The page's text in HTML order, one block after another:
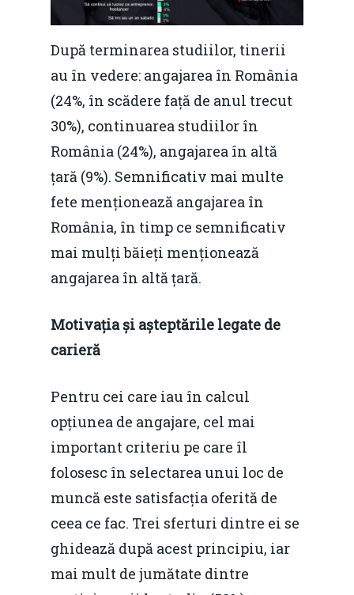
După terminarea studiilor, tinerii
au în vedere: angajarea în România
(24%, în scădere față de anul trecut
30%), continuarea studiilor în
România (24%), angajarea în altă
țară (9%). Semnificativ mai multe
fete menționează angajarea în
România, în timp ce semnificativ
mai mulți băieți menționează
angajarea în altă țară.
Motivația și așteptările legate de
carieră
Pentru cei care iau în calcul
opțiunea de angajare, cel mai
important criteriu pe care îl
folosesc în selectarea unui loc de
muncă este satisfacția oferită de
ceea ce fac. Trei sferturi dintre ei se
ghidează după acest principiu, iar
mai mult de jumătate dintre